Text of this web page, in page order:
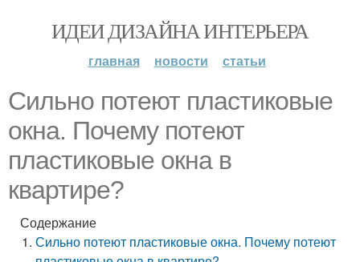
ИДЕИ ДИЗАЙНА ИНТЕРЬЕРА
главная новости статьи
Сильно потеют пластиковые
окна. Почему потеют
пластиковые окна в
квартире?
Содержание
Сильно потеют пластиковые окна. Почему потеют